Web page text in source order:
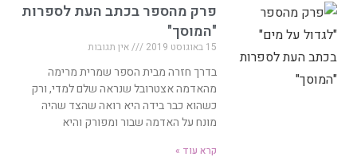
פרק מהספר בכתב העת לספרות
"המוסך"
15 באוגוסט 2019 אין תגובות
בדרך חזרה מבית הספר שמרית מרימה
מהאדמה אצטרובל שנראה שלם למדי, ורק
כשהוא כבר בידה היא רואה שהצד שהיה
מונח על האדמה שבור ומפורק והיא
קרא עוד »